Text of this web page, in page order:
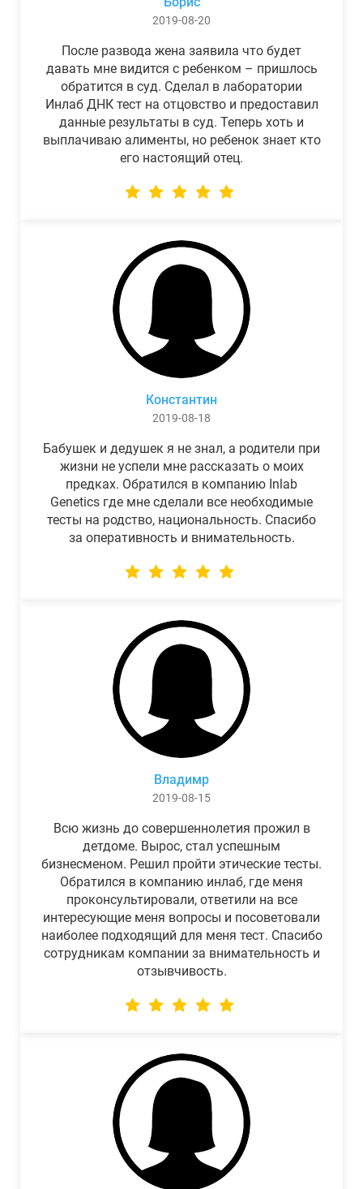
2019-08-20
После развода жена заявила что будет
давать мне видится с ребенком – пришлось
обратится в суд. Сделал в лаборатории
Инлаб ДНК тест на отцовство и предоставил
данные результаты в суд. Теперь хоть и
выплачиваю алименты, но ребенок знает кто
его настоящий отец.
Константин
2019-08-18
Бабушек и дедушек я не знал, а родители при
жизни не успели мне рассказать о моих
предках. Обратился в компанию Inlab
Genetics где мне сделали все необходимые
тесты на родство, национальность. Спасибо
за оперативность и внимательность.
Владимр
2019-08-15
Всю жизнь до совершеннолетия прожил в
детдоме. Вырос, стал успешным
бизнесменом. Решил пройти этические тесты.
Обратился в компанию инлаб, где меня
проконсультировали, ответили на все
интересующие меня вопросы и посоветовали
наиболее подходящий для меня тест. Спасибо
сотрудникам компании за внимательность и
отзывчивость.